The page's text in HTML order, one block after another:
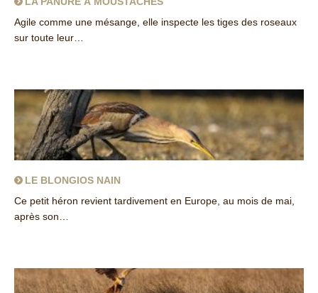
Agile comme une mésange, elle inspecte les tiges des roseaux
sur toute leur…
LE BLONGIOS NAIN
Ce petit héron revient tardivement en Europe, au mois de mai,
après son…